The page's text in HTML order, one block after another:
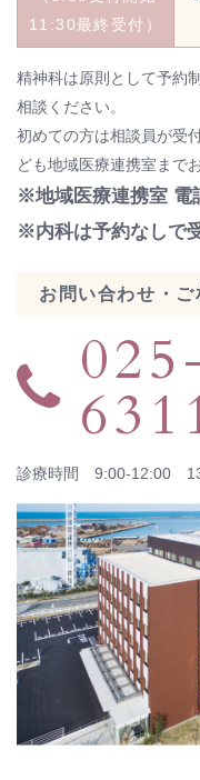
11:30最終受付）
精神科は原則として予約
相談ください。
初めての方は相談員が受
ども地域医療連携室まで
※地域医療連携室 電
※内科は予約なしで
お問い合わせ・ご
診療時間 9:00-12:00